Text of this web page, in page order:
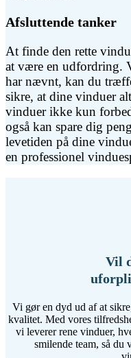
Afsluttende tanker
At finde den rette
at være en udfordring.
har nævnt, kan du
sikre, at dine vinduer
vinduer ikke kun
også kan spare dig
levetiden på dine
en professionel
Vil
Vi gør en dyd ud af at
kvalitet. Med vores
vi leverer rene vinduer,
smilende team, så